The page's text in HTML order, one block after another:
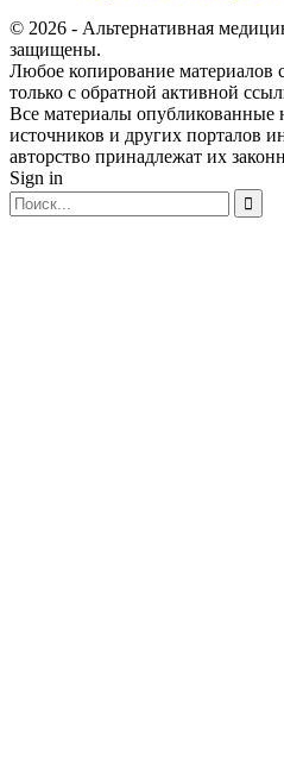
© 2026 - Альтернативная
защищены.
Любое копирование материалов
только с обратной активной
Все материалы опубликованные
источников и других порталов
авторство принадлежат их
Sign in